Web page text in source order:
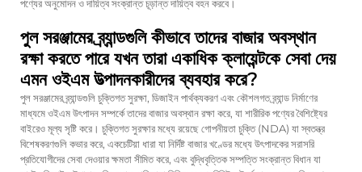
পণ্যের অনুমোদন ও দায়িত্ব সংক্রান্ত চূড়ান্ত দায়িত্ব বহন করবে।
পুল সরঞ্জামের ব্র্যান্ডগুলি কীভাবে তাদের বাজার অবস্থান
রক্ষা করতে পারে যখন তারা একাধিক ক্লায়েন্টকে সেবা দেয়
এমন ওইএম উত্পাদনকারীদের ব্যবহার করে?
পুল সরঞ্জামের ব্র্যান্ডগুলি চুক্তিগত সুরক্ষা, ডিজাইন পার্থক্যকরণ এবং কৌশলগত ব্র্যান্ড নির্মাণের
মাধ্যমে ওইএম উৎপাদন সম্পর্কে তাদের বাজার অবস্থান রক্ষা করে, যা শারীরিক পণ্যের বৈশিষ্ট্যের
বাইরেও মূল্য সৃষ্টি করে। চুক্তিগত সুরক্ষার মধ্যে রয়েছে গোপনীয়তা চুক্তি (NDA) যা স্বতন্ত্র
বিশেষকরণগুলি কভার করে, একচেটিয়া ধারা যা নির্দিষ্ট বাজার খণ্ডের মধ্যে উৎপাদকের সরাসরি
প্রতিযোগীদের সেবা দেওয়ার ক্ষমতা সীমিত করে, এবং বুদ্ধিবৃত্তিক সম্পত্তি সংক্রান্ত বিধান যা